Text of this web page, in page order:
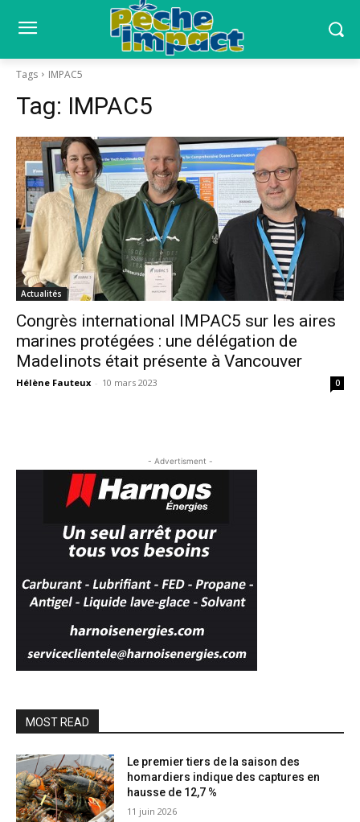
Tags IMPAC5
Tag: IMPAC5
Actualités
Congrès international IMPAC5 sur les aires
marines protégées : une délégation de
Madelinots était présente à Vancouver
Hélène Fauteux - 10 mars 2023 0
- Advertisment -
MOST READ
Le premier tiers de la saison des
homardiers indique des captures en
hausse de 12,7 %
11 juin 2026